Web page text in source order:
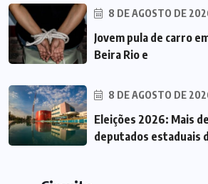
8 DE AGOSTO DE
Jovem pula de carro
Beira Rio e
8 DE AGOSTO DE
Eleições 2026: Mais
deputados estaduais